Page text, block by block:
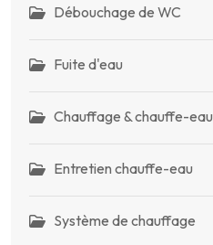
Débouchage de WC
Fuite d'eau
Chauffage & chauffe-eau
Entretien chauffe-eau
Système de chauffage